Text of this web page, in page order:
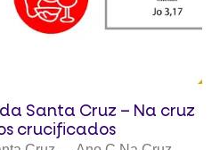
Santa Cruz – Na cruz
crucificados